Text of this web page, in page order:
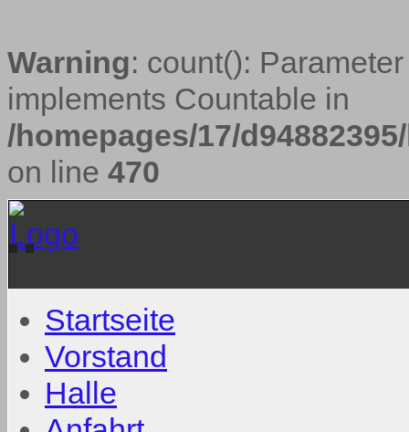
Warning: count():
implements Countable in
/homepages/17/
on line 470
Startseite
Vorstand
Halle